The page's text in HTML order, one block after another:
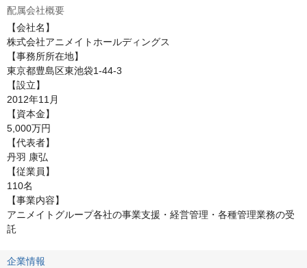
配属会社概要
【会社名】
株式会社アニメイトホールディングス
【事務所所在地】
東京都豊島区東池袋1-44-3
【設立】
2012年11月
【資本金】
5,000万円
【代表者】
丹羽 康弘
【従業員】
110名
【事業内容】
アニメイトグループ各社の事業支援・経営管理・各種管理業務の受
託
企業情報